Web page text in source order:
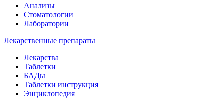
Анализы
Стоматологии
Лаборатории
Лекарственные препараты
Лекарства
Таблетки
БАДы
Таблетки инструкция
Энциклопедия